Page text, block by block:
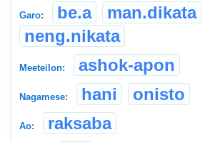
Garo: be.a
man.dikata
neng.nikata
Meeteilon: ashok-apon
Nagamese: hani onisto
Ao: raksaba